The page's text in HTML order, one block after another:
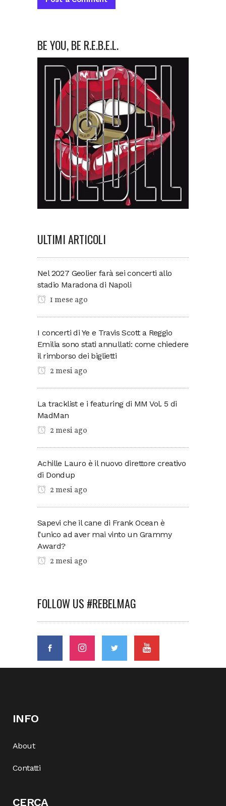
BE YOU, BE R.E.B.E.L.
ULTIMI ARTICOLI
Nel 2027 Geolier farà sei concerti allo
stadio Maradona di Napoli
1 mese ago
I concerti di Ye e Travis Scott a Reggio
Emilia sono stati annullati: come chiedere
il rimborso dei biglietti
2 mesi ago
La tracklist e i featuring di MM Vol. 5 di
MadMan
2 mesi ago
Achille Lauro è il nuovo direttore creativo
di Dondup
2 mesi ago
Sapevi che il cane di Frank Ocean è
l’unico ad aver mai vinto un Grammy
Award?
2 mesi ago
FOLLOW US #REBELMAG
INFO
About
Contatti
CERCA